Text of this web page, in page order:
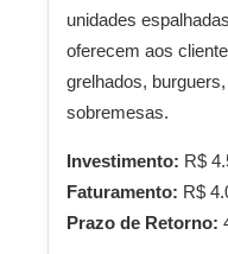
unidades
oferecem aos
grelhados,
sobremesas.
Investimento: R$
Faturamento: R$
Prazo de Retorno: